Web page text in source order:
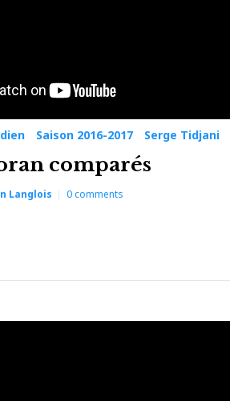
Saison 2016-2017 Serge Tidjani
comparés
Langlois 0comments